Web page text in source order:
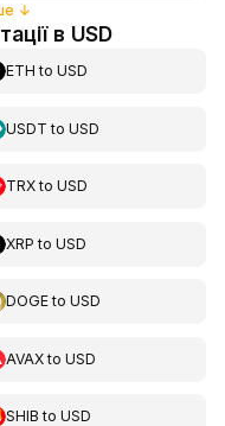
↓
в USD
ETH toUSD
USDT toUSD
TRXtoUSD
XRP toUSD
DOGEtoUSD
AVAXtoUSD
SHIB toUSD